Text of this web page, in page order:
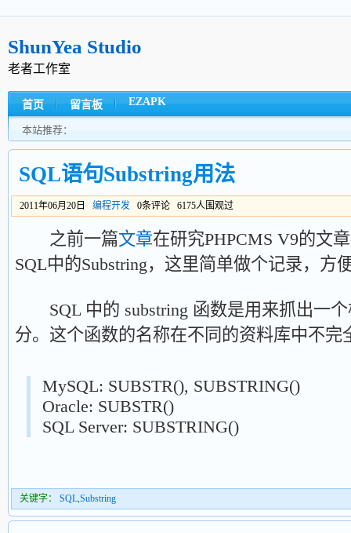
ShunYea Studio
老者工作室
首页 留言板 EZAPK
本站推荐：
SQL语句Substring用法
2011年06月20日 编程开发 0条评论 6175人围观过
之前一篇文章在研究PHPCMS V9的文
SQL中的Substring，这里简单做个记录，方
SQL 中的 substring 函数是用来抓出一个
分。这个函数的名称在不同的资料库中不完
MySQL: SUBSTR(), SUBSTRING()
Oracle: SUBSTR()
SQL Server: SUBSTRING()
关键字： SQL,Substring